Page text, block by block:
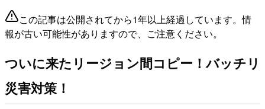
この記事は公開されてから1年以上経過しています。情
報が古い可能性がありますので、ご注意ください。
ついに来たリージョン間コピー！バッチリ
災害対策！